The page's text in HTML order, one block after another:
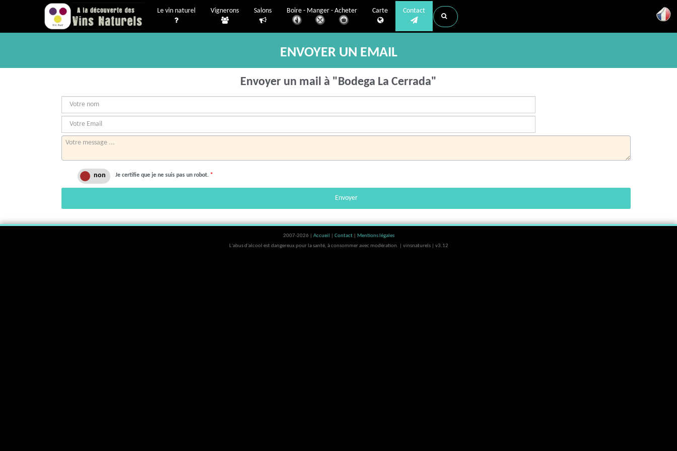
Le vin naturel Vignerons Salons Boire - Manger - Acheter Carte Contact
ENVOYER UN EMAIL
Envoyer un mail à "Bodega La Cerrada"
Je certifie que je ne suis pas un robot. *
Envoyer
2007-2026 | Accueil Contact
Mentions légales
L'abus d'alcool est dangereux pour la santé, à consommer avec modération. | vinsnaturels | v3.12